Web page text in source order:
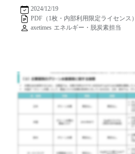
2024/12/19
PDF（1枚・内部利用限定ライセンス）
axetimes エネルギー・脱炭素担当